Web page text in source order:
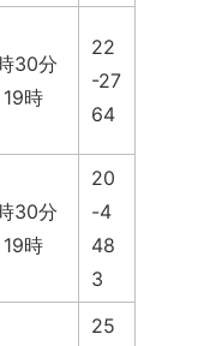
30分
19時
22
-27
64
30分
19時
20
-4
48
3
25